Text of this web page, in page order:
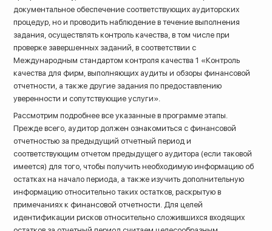
документальное обеспечение соответствующих аудиторских
процедур, но и проводить наблюдение в течение выполнения
задания, осуществлять контроль качества, в том числе при
проверке завершенных заданий, в соответствии с
Международным стандартом контроля качества 1 «Контроль
качества для фирм, выполняющих аудиты и обзоры финансовой
отчетности, а также другие задания по предоставлению
уверенности и сопутствующие услуги».
Рассмотрим подробнее все указанные в программе этапы.
Прежде всего, аудитор должен ознакомиться с финансовой
отчетностью за предыдущий отчетный период и
соответствующим отчетом предыдущего аудитора (если таковой
имеется) для того, чтобы получить необходимую информацию об
остатках на начало периода, а также изучить дополнительную
информацию относительно таких остатков, раскрытую в
примечаниях к финансовой отчетности. Для целей
идентификации рисков относительно сложившихся входящих